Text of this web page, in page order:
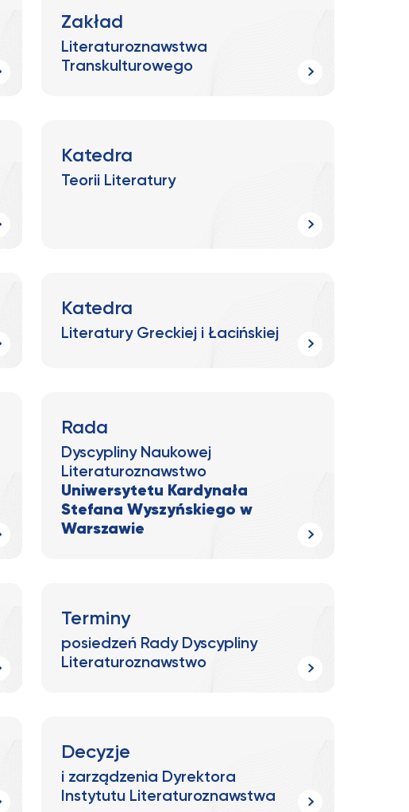
Zakład
Literaturoznawstwa
Transkulturowego
Katedra
Teorii Literatury
Katedra
Literatury Greckiej i Łacińskiej
Rada
Dyscypliny Naukowej
Literaturoznawstwo
Uniwersytetu Kardynała
Stefana Wyszyńskiego w
Warszawie
Terminy
posiedzeń Rady Dyscypliny
Literaturoznawstwo
Decyzje
i zarządzenia Dyrektora
Instytutu Literaturoznawstwa